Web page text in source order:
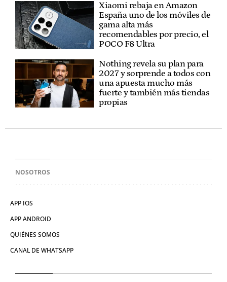
Xiaomi rebaja en Amazon
España uno de los móviles de
gama alta más
recomendables por precio, el
POCO F8 Ultra
Nothing revela su plan para
2027 y sorprende a todos con
una apuesta mucho más
fuerte y también más tiendas
propias
NOSOTROS
APP IOS
APP ANDROID
QUIÉNES SOMOS
CANAL DE WHATSAPP